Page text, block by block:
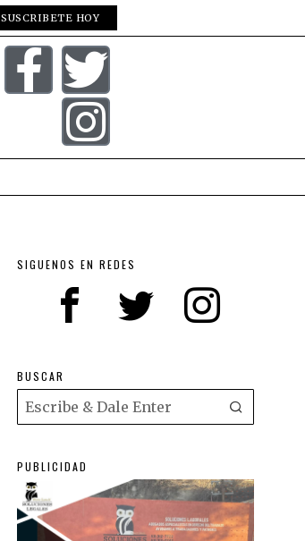
SUSCRIBETE HOY
SIGUENOS EN REDES
BUSCAR
PUBLICIDAD